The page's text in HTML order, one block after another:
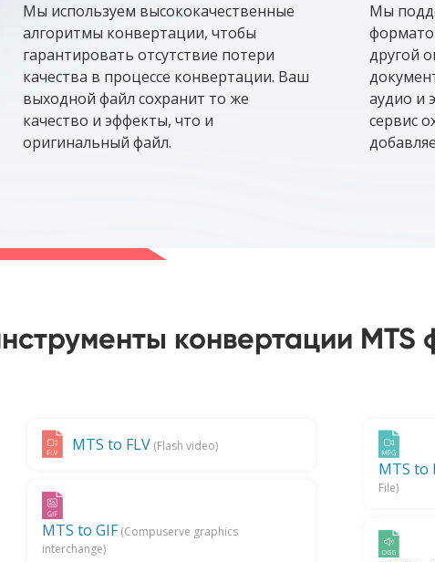
Мы используем высококачественные
алгоритмы конвертации, чтобы
гарантировать отсутствие потери
качества в процессе конвертации. Ваш
выходной файл сохранит то же
качество и эффекты, что и
оригинальный файл.
Мы
другой
аудио и
сервис
конвертации MTS
MTS to FLV (Flash video)
MTS to GIF(Compuserve graphics
interchange)
MTS to
File)